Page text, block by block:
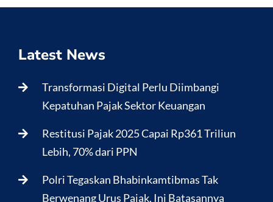
Latest News
Transformasi Digital Perlu Diimbangi
Kepatuhan Pajak Sektor Keuangan
Restitusi Pajak 2025 Capai Rp361 Triliun
Lebih, 70% dari PPN
Polri Tegaskan Bhabinkamtibmas Tak
Berwenang Urus Pajak, Ini Batasannya